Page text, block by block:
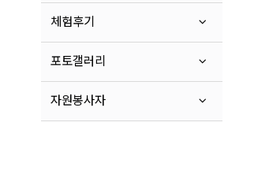
체험후기
포토갤러리
자원봉사자